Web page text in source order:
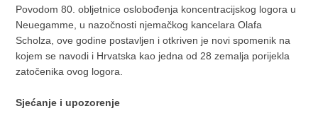
Povodom 80. obljetnice oslobođenja koncentracijskog logora u
Neuegamme, u nazočnosti njemačkog kancelara Olafa
Scholza, ove godine postavljen i otkriven je novi spomenik na
kojem se navodi i Hrvatska kao jedna od 28 zemalja porijekla
zatočenika ovog logora.
Sjećanje i upozorenje